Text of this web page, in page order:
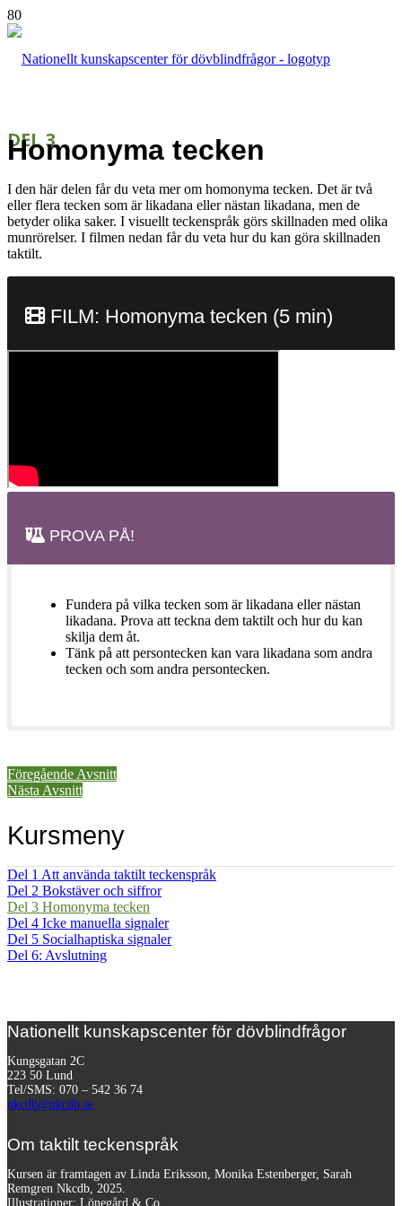
DEL 3
Homonyma tecken
I den här delen får du veta mer om homonyma tecken. Det är två
eller flera tecken som är likadana eller nästan likadana, men de
betyder olika saker. I visuellt teckenspråk görs skillnaden med olika
munrörelser. I filmen nedan får du veta hur du kan göra skillnaden
taktilt.
FILM: Homonyma tecken (5 min)
PROVA PÅ!
Fundera på vilka tecken som är likadana eller nästan
likadana. Prova att teckna dem taktilt och hur du kan
skilja dem åt.
Tänk på att persontecken kan vara likadana som andra
tecken och som andra persontecken.
Föregående Avsnitt
Nästa Avsnitt
Kursmeny
Del 1 Att använda taktilt teckenspråk
Del 2 Bokstäver och siffror
Del 3 Homonyma tecken
Del 4 Icke manuella signaler
Del 5 Socialhaptiska signaler
Del 6: Avslutning
Nationellt kunskapscenter för dövblindfrågor
Kungsgatan 2C
223 50 Lund
Tel/SMS: 070 – 542 36 74
nkcdb@nkcdb.se
Om taktilt teckenspråk
Kursen är framtagen av Linda Eriksson, Monika Estenberger, Sarah
Remgren Nkcdb, 2025.
Illustrationer: Lönegård & Co.